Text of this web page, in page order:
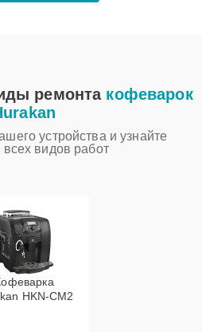
ремонта кофеварок
устройства и узнайте
всех видов работ
HKN-CM2